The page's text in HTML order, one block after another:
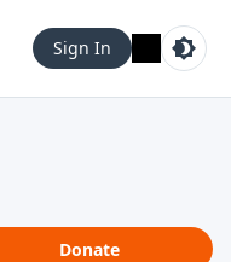
Sign In
Donate